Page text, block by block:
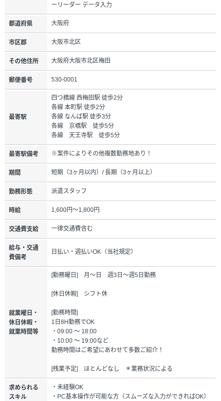
ーリーダー データ入力
都道府県 大阪府
市区郡 大阪市北区
その他住所 大阪府大阪市北区梅田
郵便番号 530-0001
最寄駅
四つ橋線 西梅田駅 徒歩2分
各線 本町駅 徒歩2分
各線 なんば駅 徒歩3分
各線 京橋駅 徒歩5分
各線 天王寺駅 徒歩5分
最寄駅備考 ※案件によりその他複数勤務地あり！
期間 短期（3ヶ月以内）/ 長期（3ヶ月以上）
勤務形態 派遣スタッフ
時給 1,600円～1,800円
交通費支給 一律交通費含む
給与・交通
費備考
日払い・週払いOK（当社規定）
就業曜日・
休日休暇・
就業時間等
[勤務曜日] 月～日 週3日～週5日勤務
[休日休暇] シフト休
[勤務時間]
1日8H勤務でOK
・09:00 ～ 18:00
・10:00 ～ 19:00など
勤務時間はご希望にあわせて多数ご紹介！
[残業予定] ほとんどなし ＊業務状況による
求められる
スキル
・未経験OK
・PC基本操作が可能な方（スムーズな入力ができればOK）